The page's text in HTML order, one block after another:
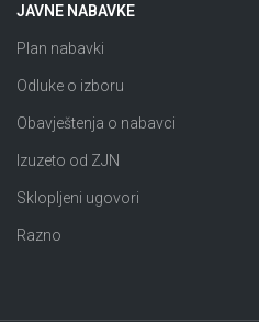
JAVNE NABAVKE
Plan nabavki
Odluke o izboru
Obavještenja o nabavci
Izuzeto od ZJN
Sklopljeni ugovori
Razno